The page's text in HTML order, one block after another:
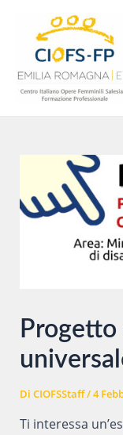
contenuto
Di CIOFSStaff/4
Ti interessa